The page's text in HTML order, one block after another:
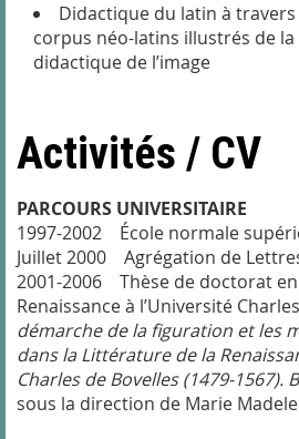
Didactique du latin à travers
corpus néo-latins illustrés de la
didactique de l’image
Activités / CV
PARCOURS UNIVERSITAIRE
1997-2002 École normale
Juillet 2000 Agrégation de
2001-2006 Thèse de doctorat
Renaissance à l’Université
démarche de la figuration et les
dans la Littérature de la
Charles de Bovelles (1479-1567).
sous la direction de Marie